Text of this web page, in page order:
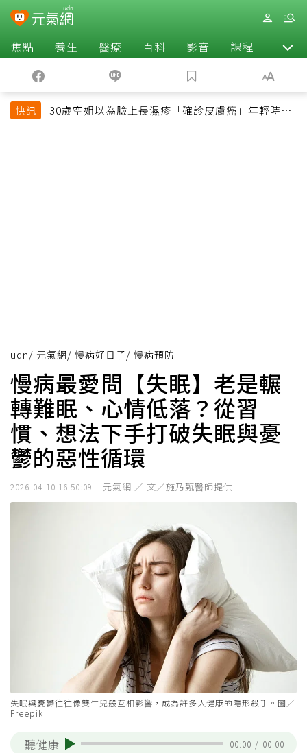
焦點 養生 醫療 百科 影音 課程 退休
快訊
30歲空姐以為臉上長濕疹「確診皮膚癌」年輕時一
udn/ 元氣網/ 慢病好日子/ 慢病預防
慢病最愛問【失眠】老是輾
轉難眠、心情低落？從習
慣、想法下手打破失眠與憂
鬱的惡性循環
2026-04-10 16:50:09 元氣網 ／ 文／施乃甄醫師提供
失眠與憂鬱往往像雙生兒般互相影響，成為許多人健康的隱形殺手。圖／
Freepik
聽健康 00:00 / 00:00